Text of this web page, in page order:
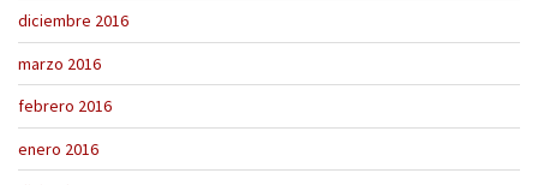
diciembre 2016
marzo 2016
febrero 2016
enero 2016